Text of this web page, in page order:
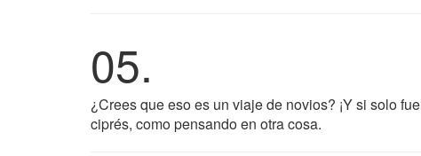
05.
¿Crees que eso es un viaje de novios? ¡Y si solo
ciprés, como pensando en otra cosa.